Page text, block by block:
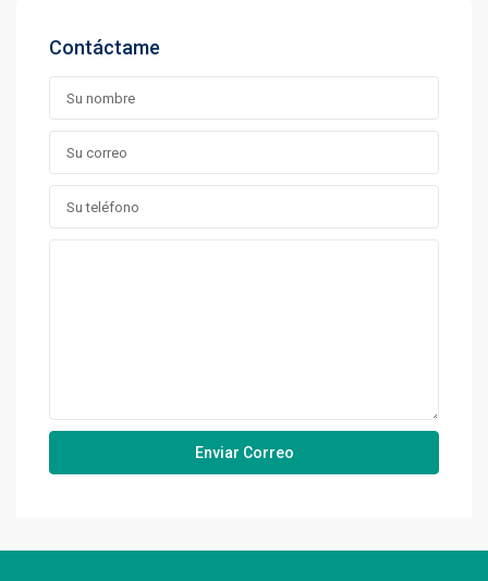
Contáctame